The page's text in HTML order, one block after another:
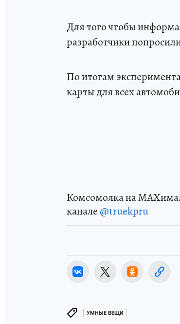
Для того чтобы
разработчики
По итогам
карты для всех
Комсомолка на
канале @truekpru
УМНЫЕ ВЕЩИ